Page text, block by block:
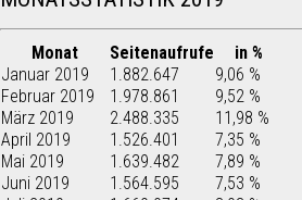
Monat Seitenaufrufe in %
Januar 2019
1.882.647 9,06 %
Februar 2019
1.978.861 9,52 %
März 2019
2.488.335 11,98 %
April 2019
1.526.401 7,35 %
Mai 2019
1.639.482 7,89 %
Juni 2019
1.564.595 7,53 %